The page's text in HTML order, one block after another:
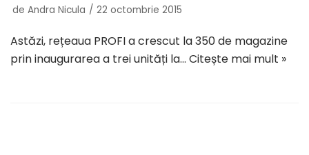
de Andra Nicula 22 octombrie 2015
Astăzi, rețeaua PROFI a crescut la 350 de magazine
prin inaugurarea a trei unități la… Citește mai mult »